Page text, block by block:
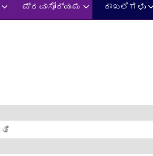
ಪ್ರವಾಸೋದ್ಯಮ ದಾಖಲೆಗಳು